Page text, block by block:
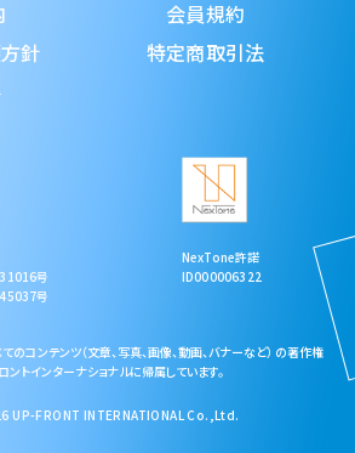
会員規約
針
特定商取引法
号
号
NexTone許諾
ID000006322
のコンテンツ（文章、写真、画像、動画、バナーなど） の著作権
ントインターナショナルに帰属しています。
UP-FRONT INTERNATIONAL Co.,Ltd.